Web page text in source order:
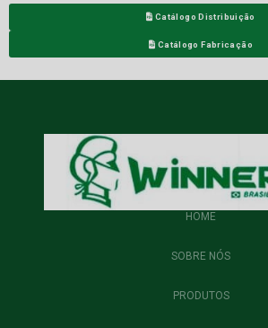
Catálogo Distribuição
Catálogo Fabricação
HOME
SOBRE NÓS
PRODUTOS